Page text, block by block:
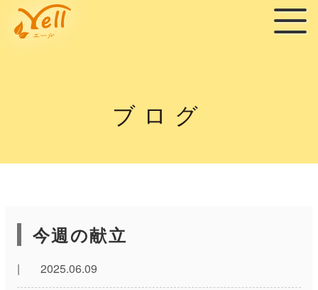
ブログ
今週の献立
| 2025.06.09